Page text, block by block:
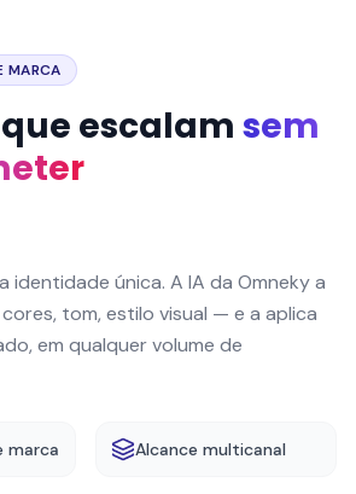
MARCA
escalam sem
identidade única. A IA da Omneky a
tom, estilo visual — e a aplica
em qualquer volume de
marca Alcance multicanal